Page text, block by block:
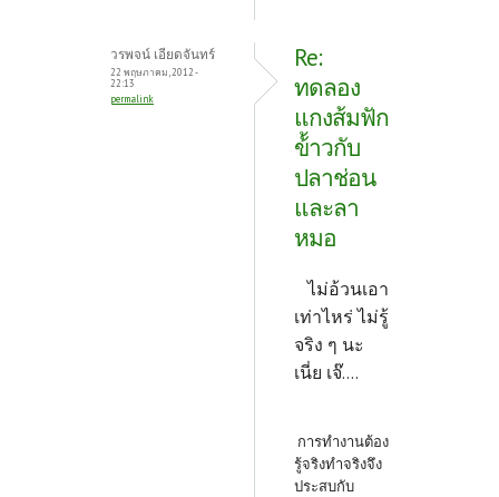
วรพจน์ เอียดจันทร์
22 พฤษภาคม, 2012 -
22:13
permalink
Re:
ทดลอง
แกงส้มฟัก
ข้้าวกับ
ปลาช่อน
และลา
หมอ
ไม่อ้วนเอา
เท่าไหร่ ไม่รู้
จริง ๆ นะ
เนี่ย เจ๊....
การทำงานต้อง
รู้จริงทำจริงจึง
ประสบกับ